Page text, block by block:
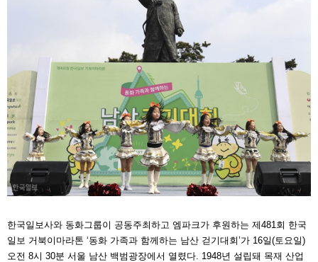
한국일보사와 동화그룹이 공동주최하고 엠파크가 후원하는 제481회 한국
일보 거북이마라톤 ‘동화 가족과 함께하는 남산 걷기대회’가 16일(토요일)
오전 8시 30분 서울 남산 백범광장에서 열렸다. 1948년 설립돼 목재 산업